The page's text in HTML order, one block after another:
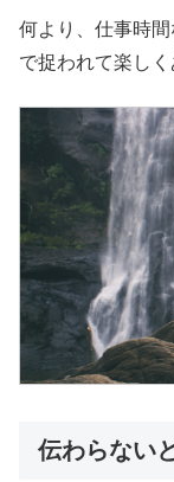
何より、仕事時
で捉われて楽しく
伝わらない